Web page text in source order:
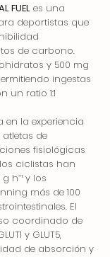
FUEL es una
deportistas que
de carbono.
y 500 mg
ingestas
un ratio 1:1
en la experiencia
de
fisiológicas
ciclistas han
h⁻¹ y los
más de 100
El
coordinado de
y GLUT5,
de absorción y